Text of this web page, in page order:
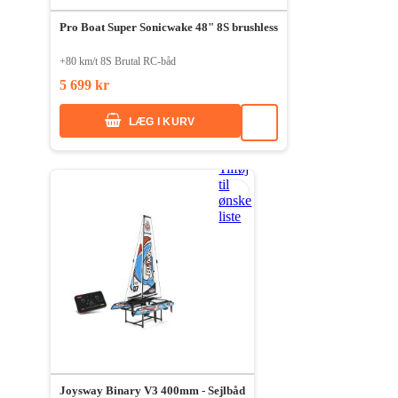
Pro Boat Super Sonicwake 48" 8S brushless
+80 km/t 8S Brutal RC-båd
5 699 kr
LÆG I KURV
Tilføj
til
ønske
liste
Joysway Binary V3 400mm - Sejlbåd